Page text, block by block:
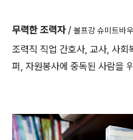
무력한 조력자/ 볼프강 슈미트바
조력직 직업 간호사, 교사, 사
퍼, 자원봉사에 중독된 사람을